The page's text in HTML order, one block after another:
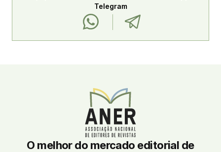
Telegram
O melhor do mercado editorial de